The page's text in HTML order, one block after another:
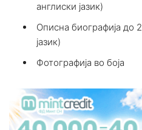
англиски јазик)
Описна биографија до
јазик)
Фотографија во боја